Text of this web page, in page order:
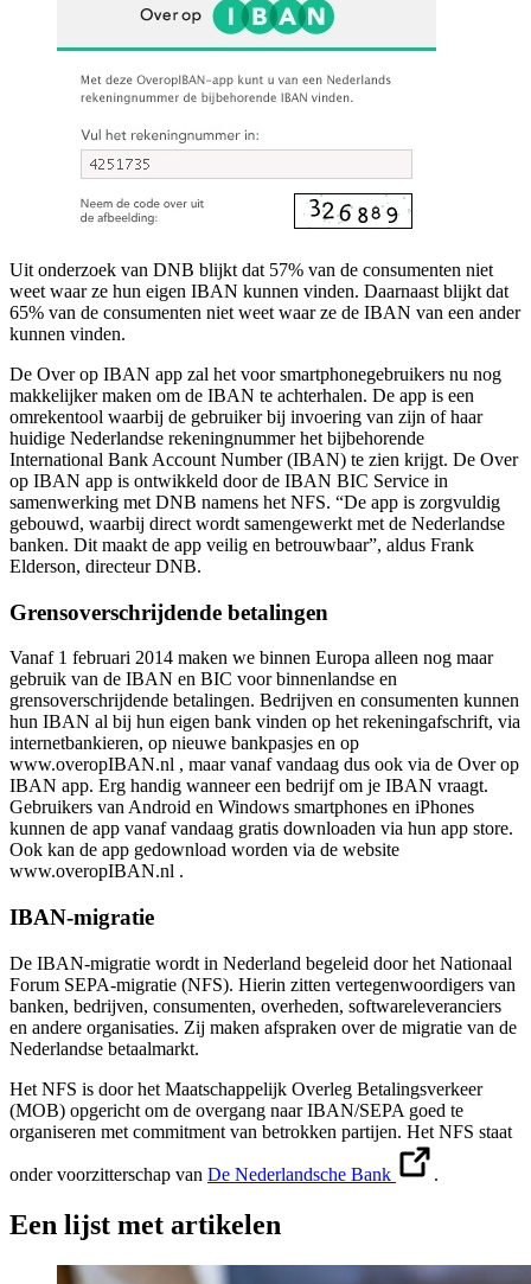
Uit onderzoek van DNB blijkt dat 57% van de consumenten niet
weet waar ze hun eigen IBAN kunnen vinden. Daarnaast blijkt dat
65% van de consumenten niet weet waar ze de IBAN van een ander
kunnen vinden.
De Over op IBAN app zal het voor smartphonegebruikers nu nog
makkelijker maken om de IBAN te achterhalen. De app is een
omrekentool waarbij de gebruiker bij invoering van zijn of haar
huidige Nederlandse rekeningnummer het bijbehorende
International Bank Account Number (IBAN) te zien krijgt. De Over
op IBAN app is ontwikkeld door de IBAN BIC Service in
samenwerking met DNB namens het NFS. “De app is zorgvuldig
gebouwd, waarbij direct wordt samengewerkt met de Nederlandse
banken. Dit maakt de app veilig en betrouwbaar”, aldus Frank
Elderson, directeur DNB.
Grensoverschrijdende betalingen
Vanaf 1 februari 2014 maken we binnen Europa alleen nog maar
gebruik van de IBAN en BIC voor binnenlandse en
grensoverschrijdende betalingen. Bedrijven en consumenten kunnen
hun IBAN al bij hun eigen bank vinden op het rekeningafschrift, via
internetbankieren, op nieuwe bankpasjes en op
www.overopIBAN.nl , maar vanaf vandaag dus ook via de Over op
IBAN app. Erg handig wanneer een bedrijf om je IBAN vraagt.
Gebruikers van Android en Windows smartphones en iPhones
kunnen de app vanaf vandaag gratis downloaden via hun app store.
Ook kan de app gedownload worden via de website
www.overopIBAN.nl .
IBAN-migratie
De IBAN-migratie wordt in Nederland begeleid door het Nationaal
Forum SEPA-migratie (NFS). Hierin zitten vertegenwoordigers van
banken, bedrijven, consumenten, overheden, softwareleveranciers
en andere organisaties. Zij maken afspraken over de migratie van de
Nederlandse betaalmarkt.
Het NFS is door het Maatschappelijk Overleg Betalingsverkeer
(MOB) opgericht om de overgang naar IBAN/SEPA goed te
organiseren met commitment van betrokken partijen. Het NFS staat
onder voorzitterschap van De Nederlandsche Bank .
Een lijst met artikelen